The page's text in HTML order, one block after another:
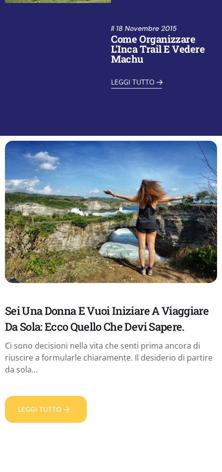
Il18 Novembre 2015
Come Organizzare
L’Inca Trail E Vedere
Machu
LEGGI TUTTO
Sei Una Donna E Vuoi Iniziare A Viaggiare
Da Sola: Ecco Quello Che Devi Sapere.
Ci sono decisioni nella vita che senti prima ancora di
riuscire a formularle chiaramente. Il desiderio di partire
da sola...
LEGGI TUTTO